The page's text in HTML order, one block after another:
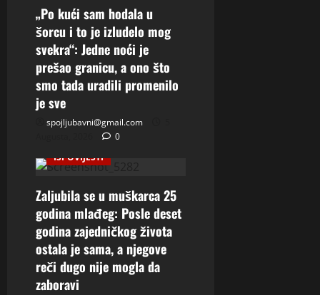
„Po kući sam hodala u
šorcu i to je izludelo mog
svekra“: Jedne noći je
prešao granicu, a ono što
smo tada uradili promenilo
je sve
spojljubavni@gmail.com
0
ISPOVIJESTI
Zaljubila se u muškarca 25
godina mlađeg: Posle deset
godina zajedničkog života
ostala je sama, a njegove
reči dugo nije mogla da
zaboravi